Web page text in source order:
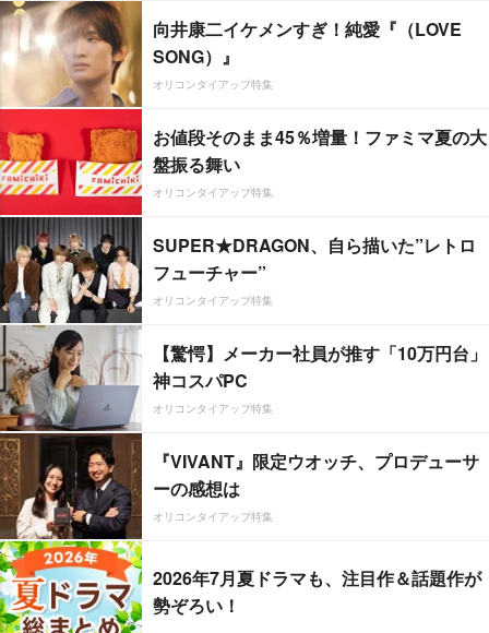
向井康二イケメンすぎ！純愛『（LOVE
SONG）』
オリコンタイアップ特集
お値段そのまま45％増量！ファミマ夏の大
盤振る舞い
オリコンタイアップ特集
SUPER★DRAGON、自ら描いた”レトロ
フューチャー”
オリコンタイアップ特集
【驚愕】メーカー社員が推す「10万円台」
神コスパPC
オリコンタイアップ特集
『VIVANT』限定ウオッチ、プロデューサ
ーの感想は
オリコンタイアップ特集
2026年7月夏ドラマも、注目作＆話題作が
勢ぞろい！